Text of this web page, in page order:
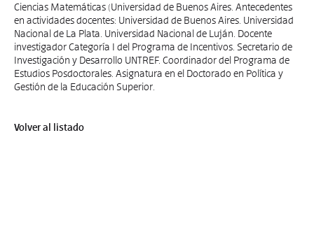
Ciencias Matemáticas (Universidad de Buenos Aires. Antecedentes
en actividades docentes: Universidad de Buenos Aires. Universidad
Nacional de La Plata. Universidad Nacional de Luján. Docente
investigador Categoría I del Programa de Incentivos. Secretario de
Investigación y Desarrollo UNTREF. Coordinador del Programa de
Estudios Posdoctorales. Asignatura en el Doctorado en Política y
Gestión de la Educación Superior.
Volver al listado